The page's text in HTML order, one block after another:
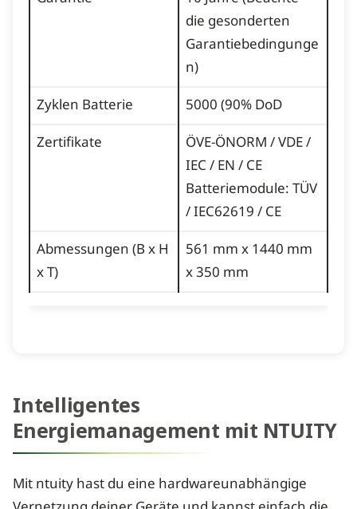
die gesonderten
Garantiebedingunge
n)
Zyklen Batterie
5000 (90% DoD
Zertifikate
ÖVE-ÖNORM / VDE /
IEC / EN / CE
Batteriemodule: TÜV
/ IEC62619 / CE
Abmessungen (B x H
x T)
561 mm x 1440 mm
x 350 mm
Intelligentes
Energiemanagement mit NTUITY
Mit ntuity hast du eine hardwareunabhängige